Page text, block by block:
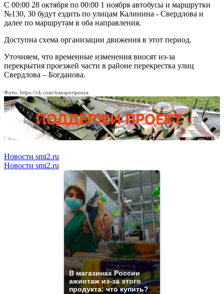
С 00:00 28 октября по 00:00 1 ноября автобусы и маршрутки
№130, 30 будут ездить по улицам Калинина - Свердлова и
далее по маршрутам в оба направления.
Доступна схема организации движения в этот период.
Уточняем, что временные изменения вносят из-за
перекрытия проезжей части в районе перекрестка улиц
Свердлова – Богданова.
Фото: https://vk.com/transportpenza
Новости smi2.ru
Новости smi2.ru
В магазинах России
ажиотаж из-за этого
продукта: что купить?